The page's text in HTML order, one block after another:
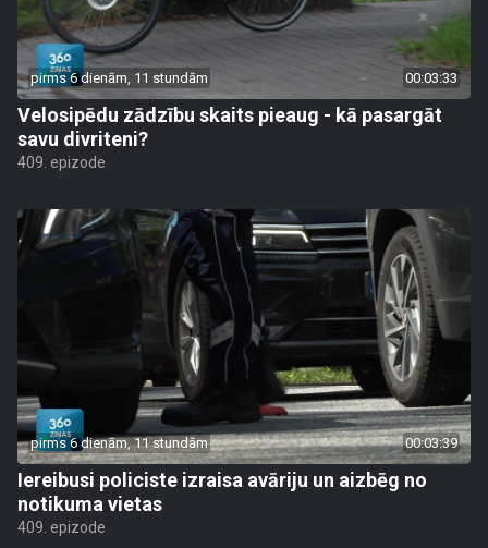
pirms 6 dienām, 11 stundām 00:03:33
Velosipēdu zādzību skaits pieaug - kā pasargāt
savu divriteni?
409. epizode
pirms 6 dienām, 11 stundām 00:03:39
Iereibusi policiste izraisa avāriju un aizbēg no
notikuma vietas
409. epizode